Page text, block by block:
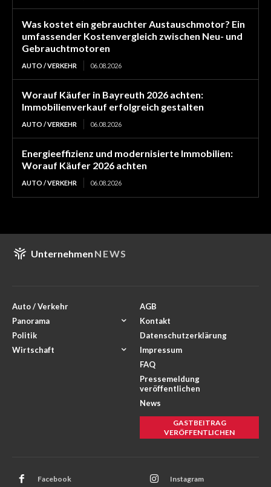
Was kostet ein gebrauchter Austauschmotor? Ein
umfassender Kostenvergleich zwischen Neu- und
Gebrauchtmotoren
AUTO / VERKEHR 06.08.2026
Worauf Käufer in Bayreuth 2026 achten:
Immobilienverkauf erfolgreich gestalten
AUTO / VERKEHR 06.08.2026
Energieeffizienz und modernisierte Immobilien:
Worauf Käufer 2026 achten
AUTO / VERKEHR 06.08.2026
Unternehmen NEWS
Auto / Verkehr
Panorama
Politik
Wirtschaft
AGB
Kontakt
Datenschutzerklärung
Impressum
FAQ
Pressemeldung
veröffentlichen
News
GASTBEITRAG
VERÖFFENTLICHEN
Facebook Instagram